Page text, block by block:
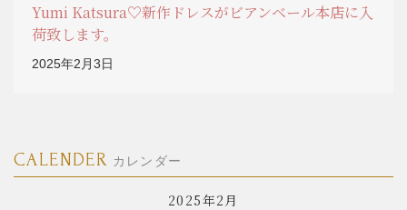
Yumi Katsura♡新作ドレスがビアンベール本店に入
荷致します。
2025年2月3日
CALENDER カレンダー
2025年2月